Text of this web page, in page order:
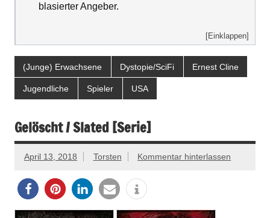
blasierter Angeber.
[Einklappen]
(Junge) Erwachsene Dystopie/SciFi Ernest Cline
Jugendliche Spieler USA
Gelöscht / Slated [Serie]
April 13, 2018 Torsten Kommentar hinterlassen